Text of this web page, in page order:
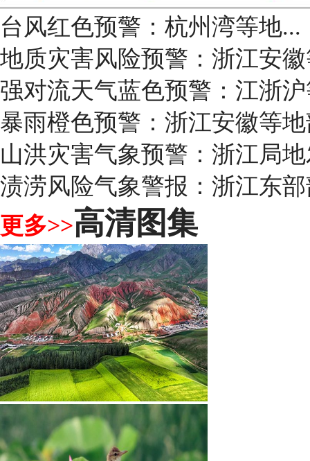
​台风红色预警：杭州湾等地...
地质灾害风险预警：浙江安
强对流天气蓝色预警：江浙
暴雨橙色预警：浙江安徽等
山洪灾害气象预警：浙江局
渍涝风险气象警报：浙江东
更多>>高清图集